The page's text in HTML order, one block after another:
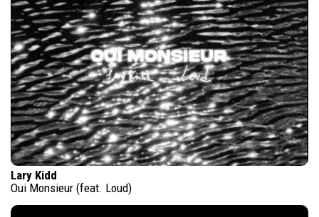
Lary Kidd
Oui Monsieur (feat. Loud)